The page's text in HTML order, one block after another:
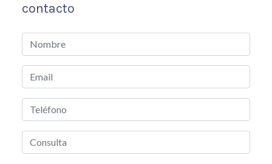
contacto